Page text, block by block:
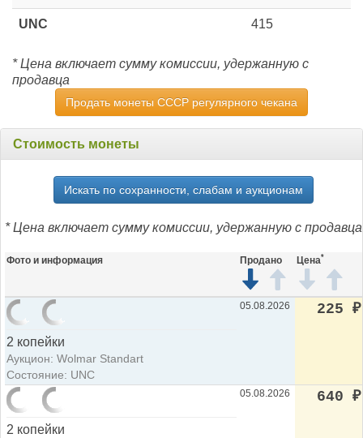
UNC 415
* Цена включает сумму комиссии, удержанную с
продавца
Продать монеты СССР регулярного чекана
Стоимость монеты
Искать по сохранности, слабам и аукционам
* Цена включает сумму комиссии, удержанную с продавца
Фото и информация Продано Цена*
2 копейки
Аукцион: Wolmar Standart
Состояние: UNC
05.08.2026 225 ₽
2 копейки
05.08.2026 640 ₽